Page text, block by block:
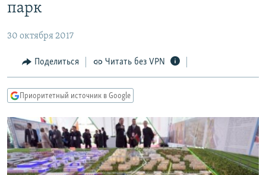
основному
Вернутся
главной
навигации
Вернутся
поиску
АВТОРСКИЕ ПРОЕКТЫ
ЦИТАТЫ СВОБОДЫ
МНЕНИЯ
IDEL.РЕАЛИИ
КАВКАЗ.РЕАЛИИ
СЕВЕР.РЕАЛИИ
СИБИРЬ.РЕАЛИИ
парк
30 октября 2017
Поделиться Читать без VPN
Приоритетный источник в Google